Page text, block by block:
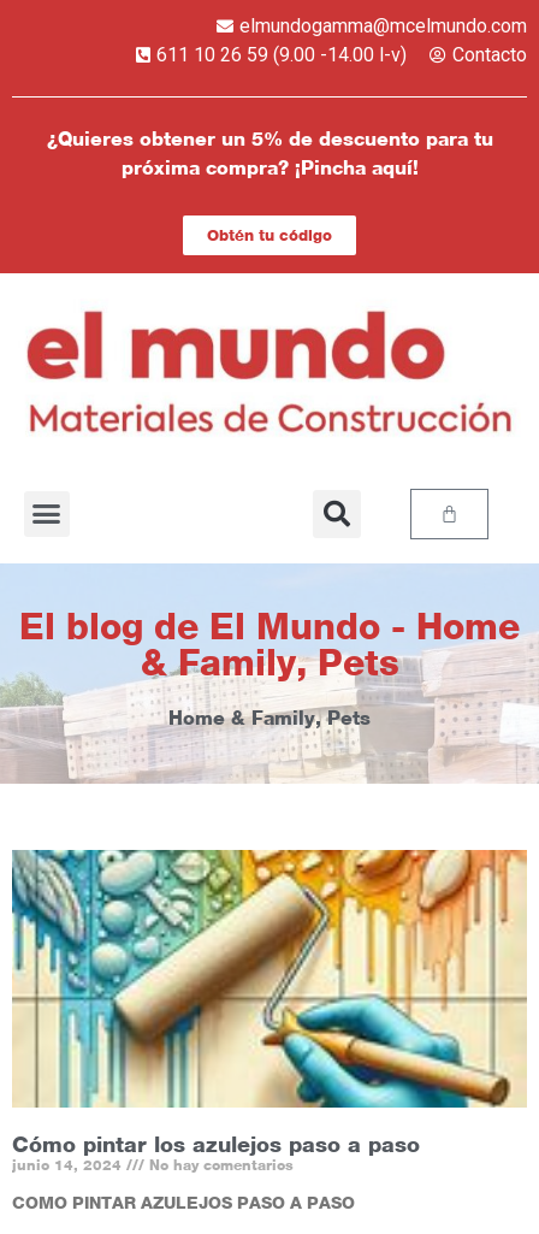
elmundogamma@mcelmundo.com
611 10 26 59 (9.00 -14.00 l-v)
Contacto
¿Quieres obtener un 5% de descuento para tu
próxima compra? ¡Pincha aquí!
Obtén tu código
El blog de El Mundo - Home
& Family, Pets
Home & Family, Pets
Cómo pintar los azulejos paso a paso
junio 14, 2024 No hay comentarios
COMO PINTAR AZULEJOS PASO A PASO